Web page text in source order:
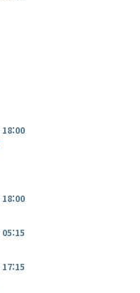
18:00
18:00
05:15
17:15